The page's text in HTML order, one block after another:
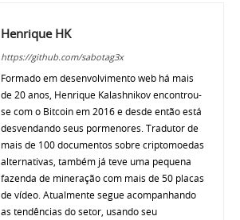
Henrique HK
https://github.com/sabotag3x
Formado em desenvolvimento web há mais
de 20 anos, Henrique Kalashnikov encontrou-
se com o Bitcoin em 2016 e desde então está
desvendando seus pormenores. Tradutor de
mais de 100 documentos sobre criptomoedas
alternativas, também já teve uma pequena
fazenda de mineração com mais de 50 placas
de vídeo. Atualmente segue acompanhando
as tendências do setor, usando seu